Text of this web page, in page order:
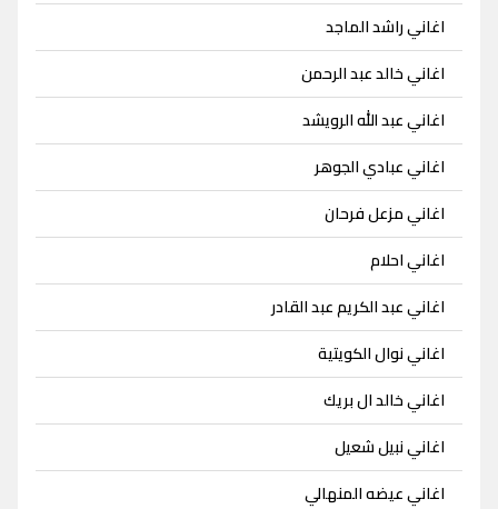
اغاني راشد الماجد
اغاني خالد عبد الرحمن
اغاني عبد الله الرويشد
اغاني عبادي الجوهر
اغاني مزعل فرحان
اغاني احلام
اغاني عبد الكريم عبد القادر
اغاني نوال الكويتية
اغاني خالد ال بريك
اغاني نبيل شعيل
اغاني عيضه المنهالي